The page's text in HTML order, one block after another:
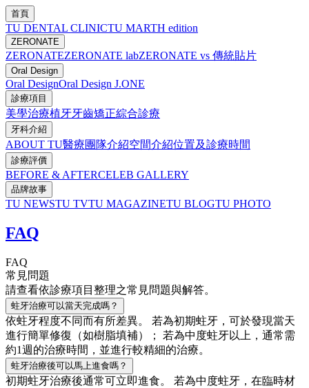
首頁
TU DENTAL CLINICTU MARTH edition
ZERONATE
ZERONATEZERONATE labZERONATE vs 傳統貼片
Oral Design
Oral DesignOral Design J.ONE
診療項目
美學治療植牙牙齒矯正綜合診療
牙科介紹
ABOUT TU醫療團隊介紹空間介紹位置及診療時間
診療評價
BEFORE & AFTERCELEB GALLERY
品牌故事
TU NEWSTU TVTU MAGAZINETU BLOGTU PHOTO
FAQ
FAQ
常見問題
請查看依診療項目整理之常見問題與解答。
蛀牙治療可以當天完成嗎？
依蛀牙程度不同而有所差異。 若為初期蛀牙，可於發現當天
進行簡單修復（如樹脂填補）； 若為中度蛀牙以上，通常需
約1週的治療時間，並進行較精細的治療。
蛀牙治療後可以馬上進食嗎？
初期蛀牙治療後通常可立即進食。 若為中度蛀牙，在臨時材